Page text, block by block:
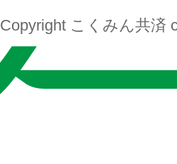
Copyright こくみん共済